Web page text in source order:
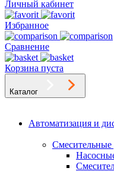
Личный кабинет
Избранное
Сравнение
Корзина пуста
Каталог
Автоматизация и
Смесительные